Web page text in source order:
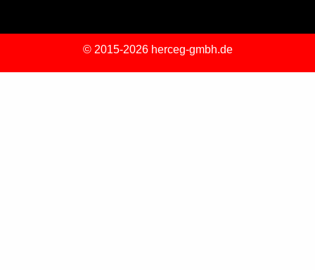
© 2015-2026 herceg-gmbh.de